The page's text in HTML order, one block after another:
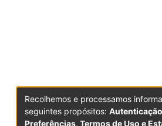
Recolhemos e processamos
seguintes propósitos:
Preferências, Termos de Uso e